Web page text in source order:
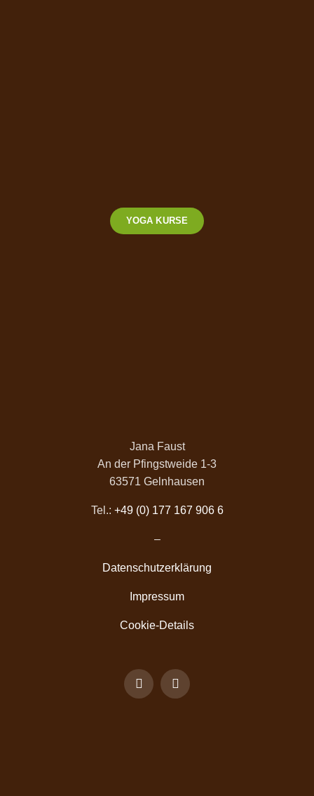
YOGA KURSE
Jana Faust
An der Pfingstweide 1-3
63571 Gelnhausen
Tel.: +49 (0) 177 167 906 6
–
Datenschutzerklärung
Impressum
Cookie-Details